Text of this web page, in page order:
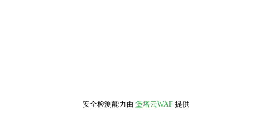
安全检测能力由 堡塔云WAF 提供